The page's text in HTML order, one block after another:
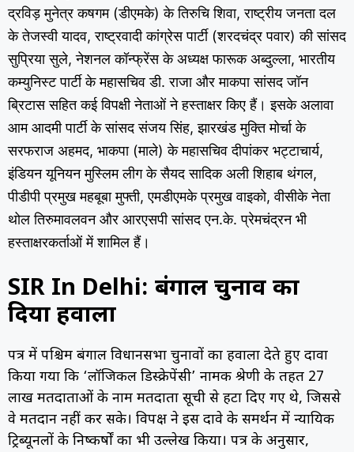
द्रविड़ मुनेत्र कषगम (डीएमके) के तिरुचि शिवा, राष्ट्रीय जनता दल
के तेजस्वी यादव, राष्ट्रवादी कांग्रेस पार्टी (शरदचंद्र पवार) की सांसद
सुप्रिया सुले, नेशनल कॉन्फ्रेंस के अध्यक्ष फारूक अब्दुल्ला, भारतीय
कम्युनिस्ट पार्टी के महासचिव डी. राजा और माकपा सांसद जॉन
ब्रिटास सहित कई विपक्षी नेताओं ने हस्ताक्षर किए हैं। इसके अलावा
आम आदमी पार्टी के सांसद संजय सिंह, झारखंड मुक्ति मोर्चा के
सरफराज अहमद, भाकपा (माले) के महासचिव दीपांकर भट्टाचार्य,
इंडियन यूनियन मुस्लिम लीग के सैयद सादिक अली शिहाब थंगल,
पीडीपी प्रमुख महबूबा मुफ्ती, एमडीएमके प्रमुख वाइको, वीसीके नेता
थोल तिरुमावलवन और आरएसपी सांसद एन.के. प्रेमचंद्रन भी
हस्ताक्षरकर्ताओं में शामिल हैं।
SIR In Delhi: बंगाल चुनाव का
दिया हवाला
पत्र में पश्चिम बंगाल विधानसभा चुनावों का हवाला देते हुए दावा
किया गया कि ‘लॉजिकल डिस्क्रेपेंसी’ नामक श्रेणी के तहत 27
लाख मतदाताओं के नाम मतदाता सूची से हटा दिए गए थे, जिससे
वे मतदान नहीं कर सके। विपक्ष ने इस दावे के समर्थन में न्यायिक
ट्रिब्यूनलों के निष्कर्षों का भी उल्लेख किया। पत्र के अनुसार,